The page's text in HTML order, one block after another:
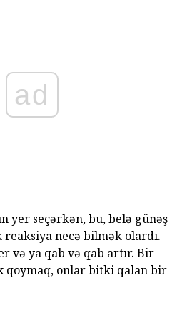
ad
yer seçərkən, bu, belə günəş
reaksiya necə bilmək olardı.
və ya qab və qab artır. Bir
qoymaq, onlar bitki qalan bir